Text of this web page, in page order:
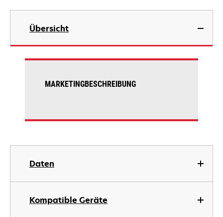
Übersicht
Daten
Kompatible Geräte
MARKETINGBESCHREIBUNG